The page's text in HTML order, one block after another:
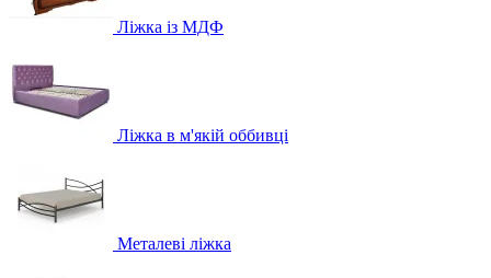
Ліжка із МДФ
Ліжка в м'якій оббивці
Металеві ліжка